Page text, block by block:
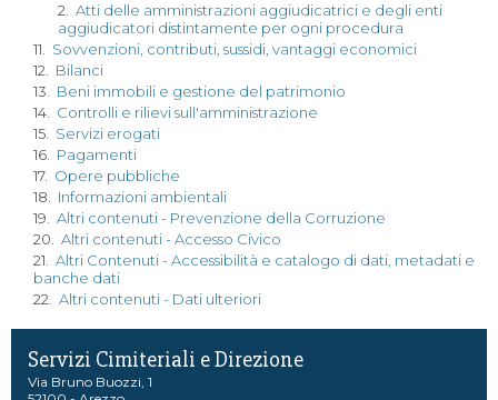
2. Atti delle amministrazioni aggiudicatrici e degli enti
aggiudicatori distintamente per ogni procedura
11. Sovvenzioni, contributi, sussidi, vantaggi economici
12. Bilanci
13. Beni immobili e gestione del patrimonio
14. Controlli e rilievi sull'amministrazione
15. Servizi erogati
16. Pagamenti
17. Opere pubbliche
18. Informazioni ambientali
19. Altri contenuti - Prevenzione della Corruzione
20. Altri contenuti - Accesso Civico
21. Altri Contenuti - Accessibilità e catalogo di dati, metadati e
banche dati
22. Altri contenuti - Dati ulteriori
Servizi Cimiteriali e Direzione
Via Bruno Buozzi, 1